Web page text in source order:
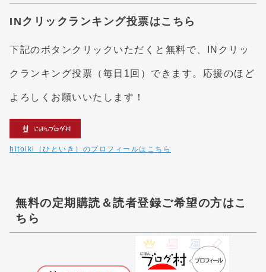
INクリックランキング投票はこちら
下記のボタンクリックいただくと無料で、INクリッ
クランキング投票（毎日1回）できます。応援のほど
よろしくお願いいたします！
hitoiki（ひといき）のプロフィールはこちら
無料の定期購読＆読者登録ご希望の方はこ
ちら